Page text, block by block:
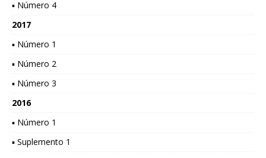
▪ Número 4
2017
▪ Número 1
▪ Número 2
▪ Número 3
2016
▪ Número 1
▪ Suplemento 1